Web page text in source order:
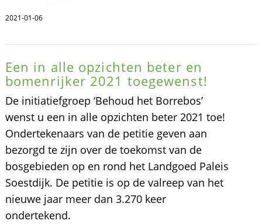
2021-01-06
Een in alle opzichten beter en
bomenrijker 2021 toegewenst!
De initiatiefgroep ‘Behoud het Borrebos’
wenst u een in alle opzichten beter 2021 toe!
Ondertekenaars van de petitie geven aan
bezorgd te zijn over de toekomst van de
bosgebieden op en rond het Landgoed Paleis
Soestdijk. De petitie is op de valreep van het
nieuwe jaar meer dan 3.270 keer
ondertekend.